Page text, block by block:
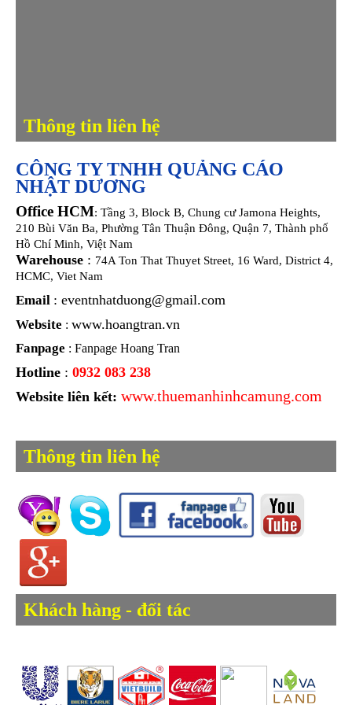
Thông tin liên hệ
CÔNG TY TNHH QUẢNG CÁO
NHẬT DƯƠNG
Office HCM: Tầng 3, Block B, Chung cư Jamona Heights,
210 Bùi Văn Ba, Phường Tân Thuận Đông, Quận 7, Thành phố
Hồ Chí Minh, Việt Nam
Warehouse : 74A Ton That Thuyet Street, 16 Ward, District 4,
HCMC, Viet Nam
Email : eventnhatduong@gmail.com
Website : www.hoangtran.vn
Fanpage : Fanpage Hoang Tran
Hotline : 0932 083 238
Website liên kết: www.thuemanhinhcamung.com
Thông tin liên hệ
Khách hàng - đối tác